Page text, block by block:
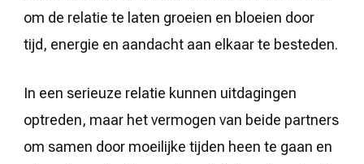
om de relatie te laten groeien en bloeien door
tijd, energie en aandacht aan elkaar te besteden.
In een serieuze relatie kunnen uitdagingen
optreden, maar het vermogen van beide partners
om samen door moeilijke tijden heen te gaan en